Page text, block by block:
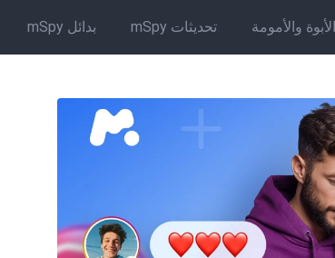
والأمومة تحديثات mSpy بدائل mSpy